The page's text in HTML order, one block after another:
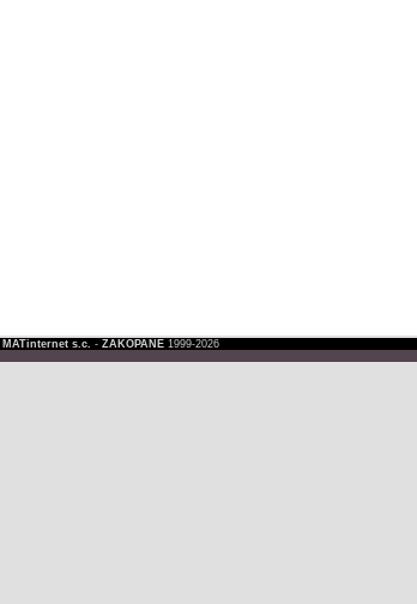
MATinternet s.c. - ZAKOPANE1999-2026